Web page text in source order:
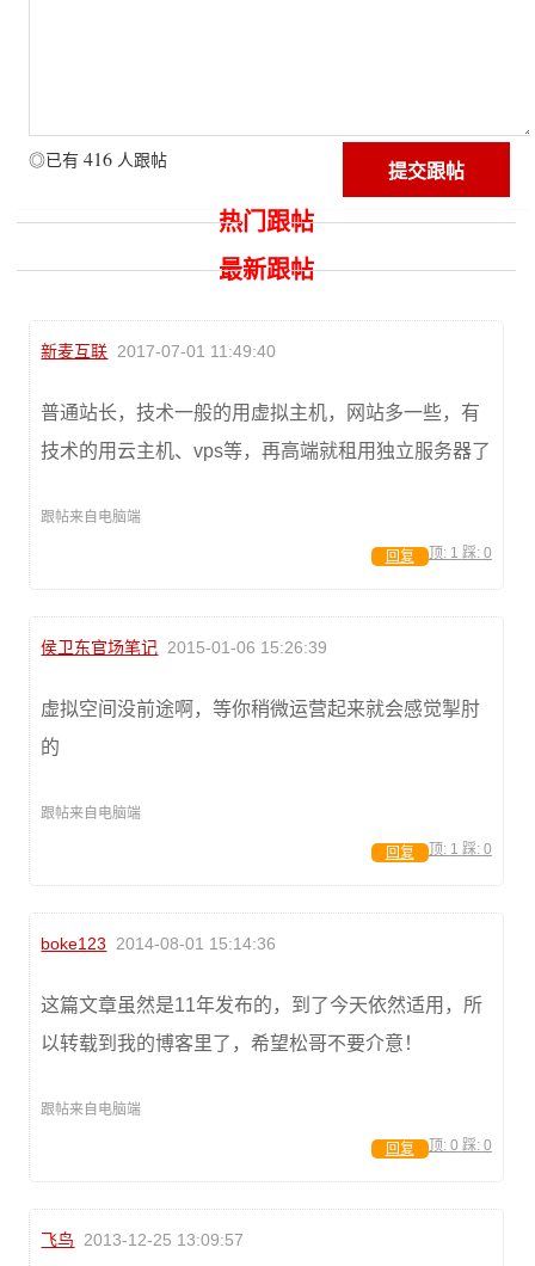
◎已有 416 人跟帖
热门跟帖
最新跟帖
新麦互联 2017-07-01 11:49:40
普通站长，技术一般的用虚拟主机，网站多一些，有
技术的用云主机、vps等，再高端就租用独立服务器了
跟帖来自电脑端
顶: 1 踩: 0
回复
侯卫东官场笔记 2015-01-06 15:26:39
虚拟空间没前途啊，等你稍微运营起来就会感觉掣肘
的
跟帖来自电脑端
顶: 1 踩: 0
回复
boke123 2014-08-01 15:14:36
这篇文章虽然是11年发布的，到了今天依然适用，所
以转载到我的博客里了，希望松哥不要介意！
跟帖来自电脑端
顶: 0 踩: 0
回复
飞鸟 2013-12-25 13:09:57